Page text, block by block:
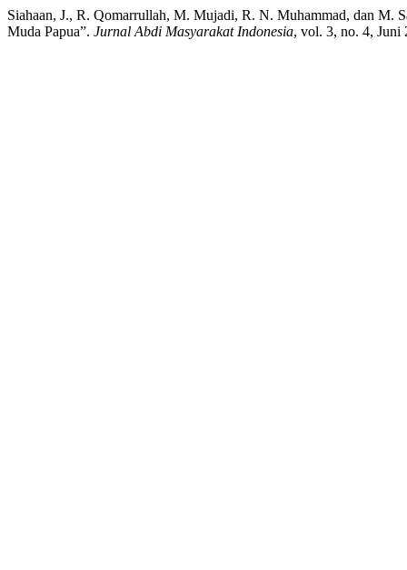
Siahaan, J., R. Qomarrullah, M. Mujadi, R. N. Muhammad, dan M.
Muda Papua”. Jurnal Abdi Masyarakat Indonesia, vol. 3, no. 4, Juni